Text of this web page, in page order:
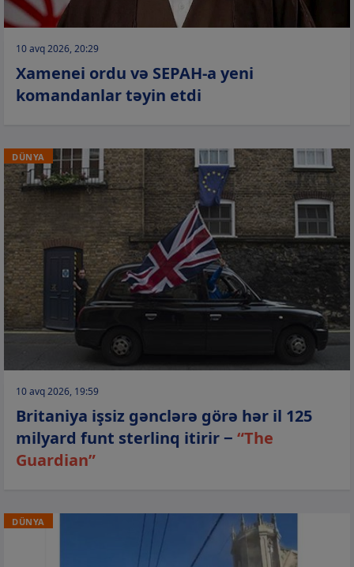
10 avq 2026, 20:29
Xamenei ordu və SEPAH-a yeni
komandanlar təyin etdi
DÜNYA
10 avq 2026, 19:59
Britaniya işsiz gənclərə görə hər il 125
milyard funt sterlinq itirir − “The
Guardian”
DÜNYA